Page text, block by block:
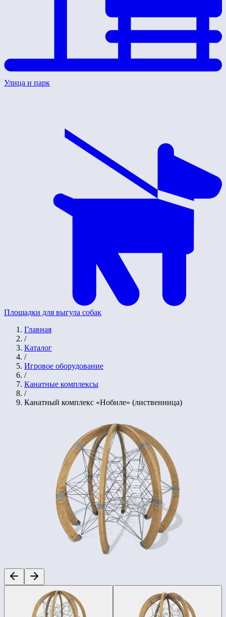
Улица и парк
Площадки для выгула собак
Главная
/
Каталог
/
Игровое оборудование
/
Канатные комплексы
/
Канатный комплекс «Нобиле» (лиственница)